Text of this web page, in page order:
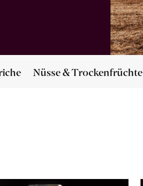
Nüsse & Trockenfrüchte